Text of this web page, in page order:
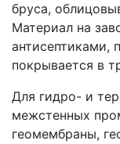
бруса,
Материал на
антисептиками,
покрывается в
Для гидро- и
межстенных
геомембраны,